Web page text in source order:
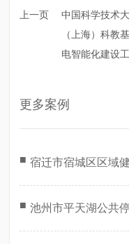
上一页
中国科学技术
（上海）科教
电智能化建设
更多案例
■ 宿迁市宿城区区域
■ 池州市平天湖公共